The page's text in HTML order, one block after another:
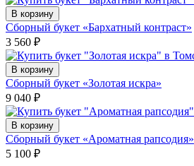
В корзину
Сборный букет «Бархатный контраст»
3 560 ₽
В корзину
Сборный букет «Золотая искра»
9 040 ₽
В корзину
Сборный букет «Ароматная рапсодия»
5 100 ₽